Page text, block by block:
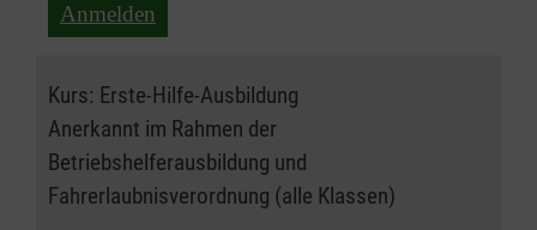
Anmelden
Kurs: Erste-Hilfe-Ausbildung
Anerkannt im Rahmen der
Betriebshelferausbildung und
Fahrerlaubnisverordnung (alle Klassen)